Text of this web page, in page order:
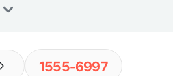
1555-6997